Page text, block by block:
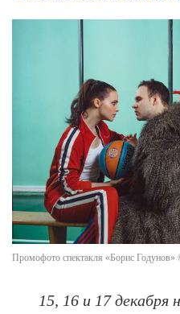
Промофото спектакля «Борис
15, 16 и 17 декабря